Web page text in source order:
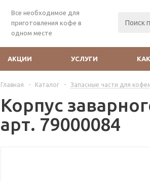
Все необходимое для
приготовления кофе в
одном месте
АКЦИИ УСЛУГИ
Главная - Каталог - Запасные части для
Корпус
арт. 79000084